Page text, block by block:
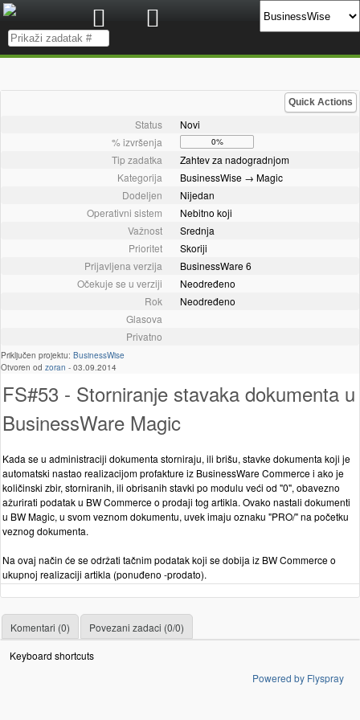
Quick Actions
Status
Novi
% izvršenja
0%
Tip zadatka
Zahtev za nadogradnjom
Kategorija
BusinessWise → Magic
Dodeljen
Nijedan
Operativni sistem
Nebitno koji
Važnost
Srednja
Prioritet
Skoriji
Prijavljena verzija
BusinessWare 6
Očekuje se u verziji
Neodređeno
Rok
Neodređeno
Glasova
Privatno
Priključen projektu: BusinessWise
Otvoren od zoran - 03.09.2014
FS#53 - Storniranje stavaka dokumenta u
BusinessWare Magic
Kada se u administraciji dokumenta storniraju, ili brišu, stavke dokumenta koji je
automatski nastao realizacijom profakture iz BusinessWare Commerce i ako je
količinski zbir, storniranih, ili obrisanih stavki po modulu veći od "0", obavezno
ažurirati podatak u BW Commerce o prodaji tog artikla. Ovako nastali dokumenti
u BW Magic, u svom veznom dokumentu, uvek imaju oznaku "PRO/" na početku
veznog dokumenta.
Na ovaj način će se održati tačnim podatak koji se dobija iz BW Commerce o
ukupnoj realizaciji artikla (ponuđeno -prodato).
Komentari (0) Povezani zadaci (0/0)
Keyboard shortcuts
Powered by Flyspray